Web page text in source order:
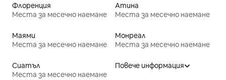
Флоренция
Места за месечно наемане
Атина
Места за месечно наемане
Маями
Места за месечно наемане
Монреал
Места за месечно наемане
Сиатъл
Места за месечно наемане
Повече информация